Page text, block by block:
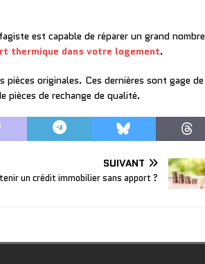
est capable de réparer un grand nombre
thermique dans votre logement.
originales. Ces dernières sont gage de
pièces de rechange de qualité.
SUIVANT
un crédit immobilier sans apport ?